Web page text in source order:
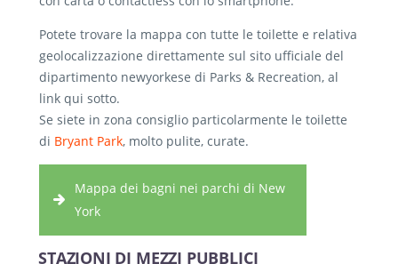
Potete trovare la mappa con tutte le toilette e relativa
geolocalizzazione direttamente sul sito ufficiale del
dipartimento newyorkese di Parks & Recreation, al
link qui sotto.
Se siete in zona consiglio particolarmente le toilette
di Bryant Park, molto pulite, curate.
Mappa dei bagni nei parchi di New
York
STAZIONI DI MEZZI PUBBLICI